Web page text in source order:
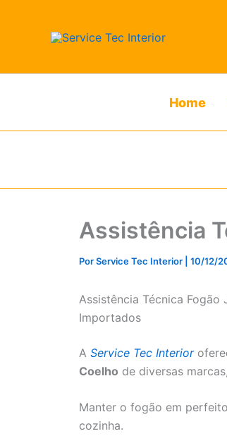
Home
Assistência
PorService Tec Interior 10/12/
Assistência Técnica
Importados
A Service Tec Interior
Coelho de diversas
Manter o fogão em
cozinha.